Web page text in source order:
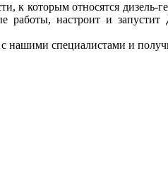
к которым относятся дизель-
работы, настроит и
нашими специалистами и